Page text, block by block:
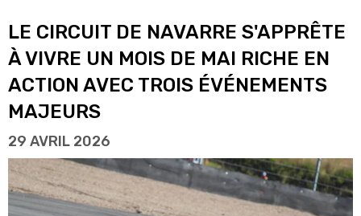
LE CIRCUIT DE NAVARRE S'APPRÊTE
À VIVRE UN MOIS DE MAI RICHE EN
ACTION AVEC TROIS ÉVÉNEMENTS
MAJEURS
29 AVRIL 2026